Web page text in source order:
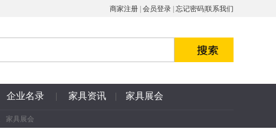
商家注册 会员登录 忘记密码联系我们
企业名录 | 家具资讯 | 家具展会
家具展会